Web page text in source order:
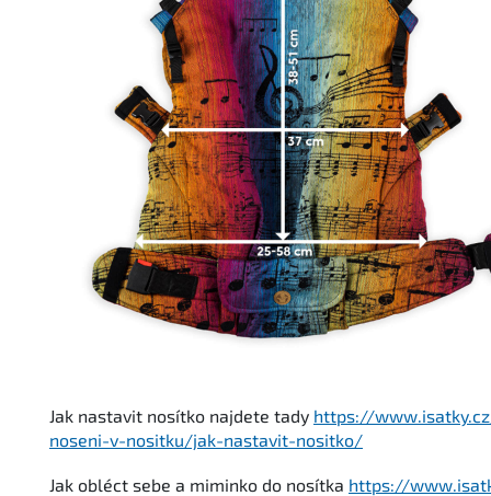
Jak nastavit nosítko najdete tady https://
noseni-v-nositku/jak-nastavit-nositko/
Jak obléct sebe a miminko do nosítka https://